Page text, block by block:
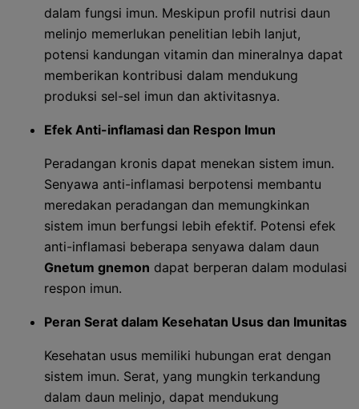
dalam fungsi imun. Meskipun profil nutrisi daun
melinjo memerlukan penelitian lebih lanjut,
potensi kandungan vitamin dan mineralnya dapat
memberikan kontribusi dalam mendukung
produksi sel-sel imun dan aktivitasnya.
Efek Anti-inflamasi dan Respon Imun
Peradangan kronis dapat menekan sistem imun.
Senyawa anti-inflamasi berpotensi membantu
meredakan peradangan dan memungkinkan
sistem imun berfungsi lebih efektif. Potensi efek
anti-inflamasi beberapa senyawa dalam daun
Gnetum gnemon dapat berperan dalam modulasi
respon imun.
Peran Serat dalam Kesehatan Usus dan Imunitas
Kesehatan usus memiliki hubungan erat dengan
sistem imun. Serat, yang mungkin terkandung
dalam daun melinjo, dapat mendukung